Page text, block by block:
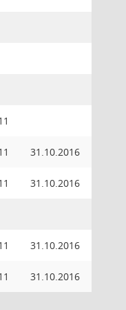
31.10.2016
31.10.2016
31.10.2016
31.10.2016